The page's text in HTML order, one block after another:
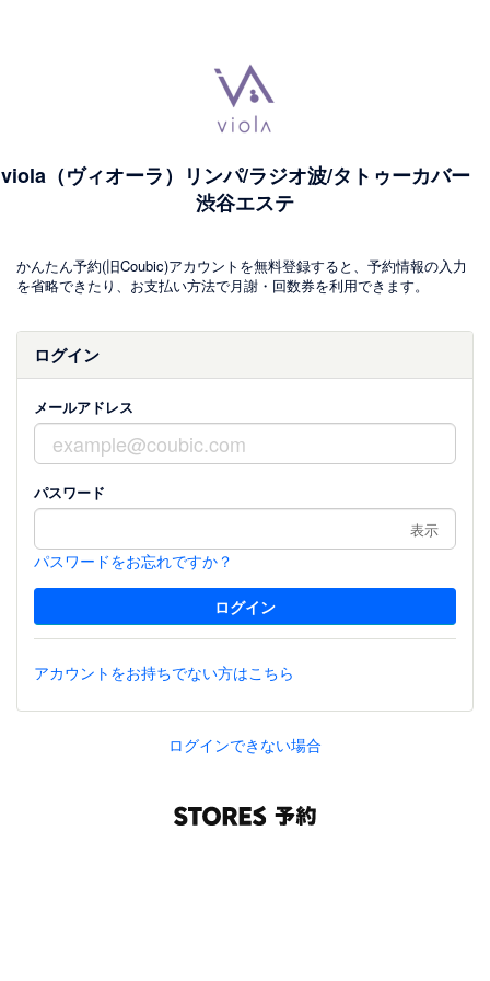
viola（ヴィオーラ）リンパ/ラジオ波/タトゥーカバー
渋谷エステ
かんたん予約(旧Coubic)アカウントを無料登録すると、予約情報の入力
を省略できたり、お支払い方法で月謝・回数券を利用できます。
ログイン
メールアドレス
パスワード
表示
パスワードをお忘れですか？
アカウントをお持ちでない方はこちら
ログインできない場合